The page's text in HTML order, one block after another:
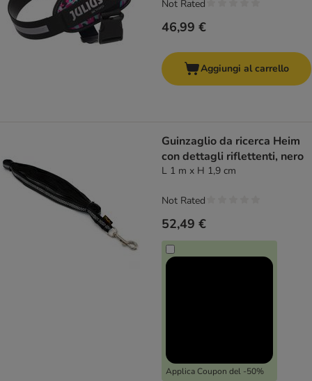
46,99 €
Not Rated
Aggiungi al carrello
Guinzaglio da ricerca Heim
con dettagli riflettenti, nero
L 1 m x H 1,9 cm
52,49 €
Applica Coupon del -50%
Not Rated